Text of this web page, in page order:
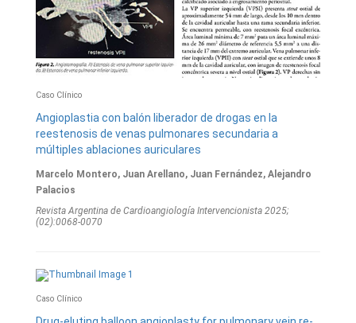
Caso Clínico
Angioplastia con balón liberador de drogas en la
reestenosis de venas pulmonares secundaria a
múltiples ablaciones auriculares
Marcelo Montero, Juan Arellano, Juan Fernández, Alejandro
Palacios
Revista Argentina de Cardioangiologí­a Intervencionista 2025;
(02):0068-0070
Caso Clínico